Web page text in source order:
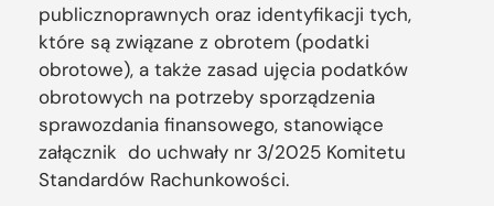
publicznoprawnych oraz identyfikacji tych,
które są związane z obrotem (podatki
obrotowe), a także zasad ujęcia podatków
obrotowych na potrzeby sporządzenia
sprawozdania finansowego, stanowiące
załącznik do uchwały nr 3/2025 Komitetu
Standardów Rachunkowości.